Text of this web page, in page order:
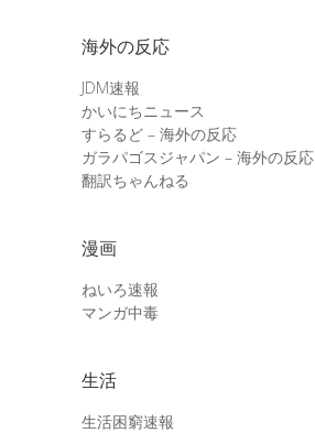
海外の反応
JDM速報
かいにちニュース
すらるど – 海外の反応
ガラパゴスジャパン – 海外の反応
翻訳ちゃんねる
漫画
ねいろ速報
マンガ中毒
生活
生活困窮速報